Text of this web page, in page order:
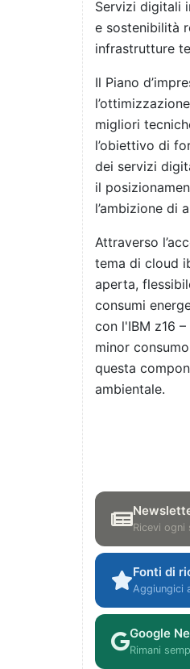
Servizi digitali
e sostenibilità
infrastrutture
Il Piano
migliori
l’obiettivo di
dei servizi
il
l’ambizione di
Attraverso
tema di cloud
aperta,
consumi
con l'IBM z16
minor
questa
ambientale.
Ricevi
Fonti di
Aggiungici
Google
Rimani